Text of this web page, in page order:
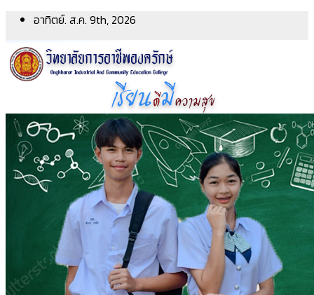
Skip
content
อาทิตย์. ส.ค. 9th, 2026